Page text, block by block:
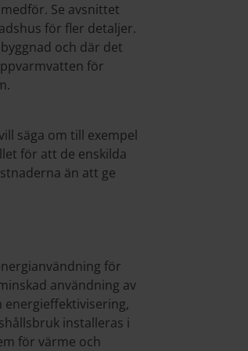
Se avsnittet
för fler detaljer.
och där det
för
säga om till exempel
för att de enskilda
än att ge
för
användning av
energieffektivisering,
installeras i
för värme och